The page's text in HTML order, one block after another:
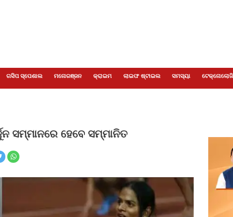
ଗସିପ ସ୍ପେଶାଲ ମନୋରଞ୍ଜନ କ୍ରାଇମ ଲାଇଫ ଷ୍ଟାଇଲ ସମସ୍ୟା ଟେକ୍ନୋଲୋଜି
ସମ୍ମାନରେ ହେବେ ସମ୍ମାନିତ